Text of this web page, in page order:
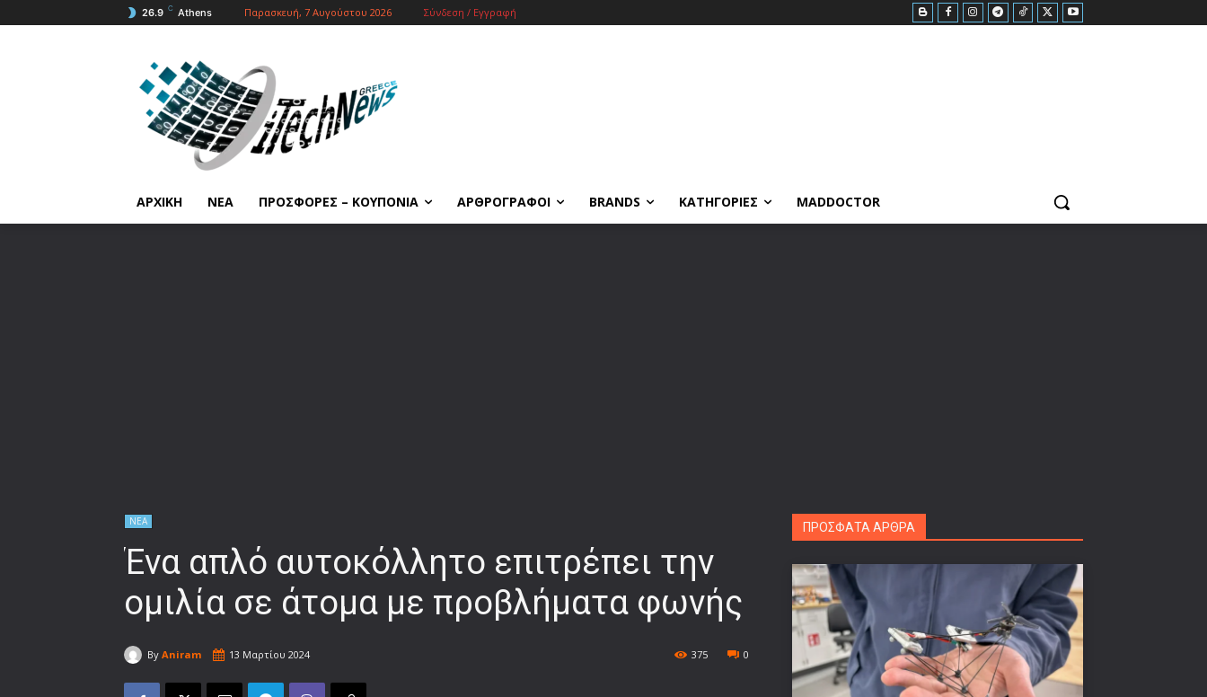
26.9 C Athens Παρασκευή, 7 Αυγούστου 2026 Σύνδεση / Εγγραφή
ΑΡΧΙΚΗ ΝΕΑ ΠΡΟΣΦΟΡΕΣ – ΚΟΥΠΟΝΙΑ ΑΡΘΡΟΓΡΑΦΟΙ BRANDS ΚΑΤΗΓΟΡΙΕΣ MADDOCTOR
ΝΕΑ
Ένα απλό αυτοκόλλητο επιτρέπει την
ομιλία σε άτομα με προβλήματα φωνής
By Aniram 13 Μαρτίου 2024 0
375
ΠΡΟΣΦΑΤΑ ΑΡΘΡΑ